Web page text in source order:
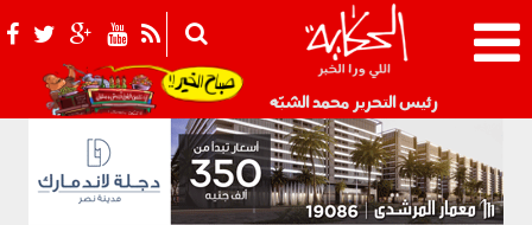
رئيس التحرير محمد الشبّه 021_2.png